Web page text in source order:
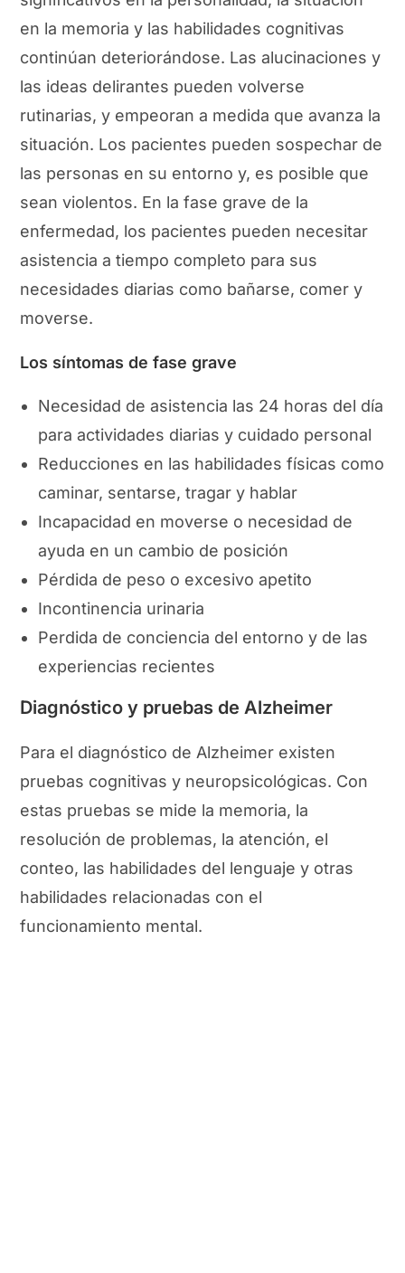
en la memoria y las habilidades cognitivas
continúan deteriorándose. Las alucinaciones y
las ideas delirantes pueden volverse
rutinarias, y empeoran a medida que avanza la
situación. Los pacientes pueden sospechar de
las personas en su entorno y, es posible que
sean violentos. En la fase grave de la
enfermedad, los pacientes pueden necesitar
asistencia a tiempo completo para sus
necesidades diarias como bañarse, comer y
moverse.
Los síntomas de fase grave
Necesidad de asistencia las 24 horas del día
para actividades diarias y cuidado personal
Reducciones en las habilidades físicas como
caminar, sentarse, tragar y hablar
Incapacidad en moverse o necesidad de
ayuda en un cambio de posición
Pérdida de peso o excesivo apetito
Incontinencia urinaria
Perdida de conciencia del entorno y de las
experiencias recientes
Diagnóstico y pruebas de Alzheimer
Para el diagnóstico de Alzheimer existen
pruebas cognitivas y neuropsicológicas. Con
estas pruebas se mide la memoria, la
resolución de problemas, la atención, el
conteo, las habilidades del lenguaje y otras
habilidades relacionadas con el
funcionamiento mental.